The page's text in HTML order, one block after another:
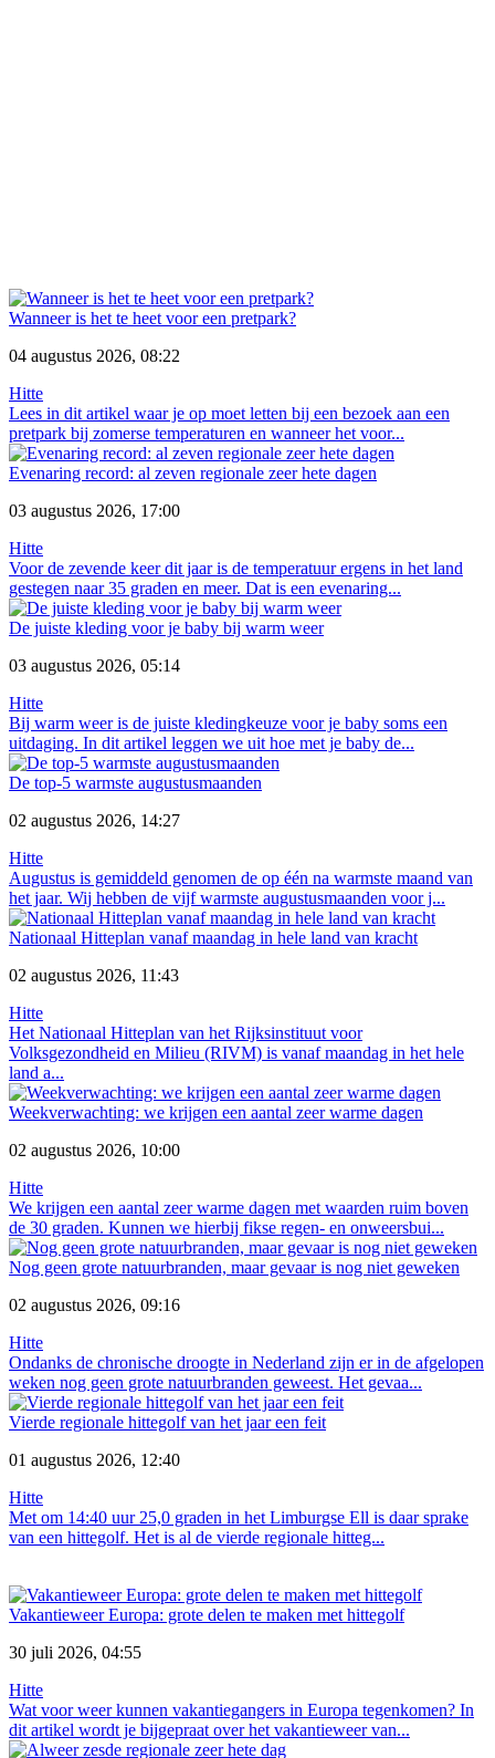
Wanneer is het te heet voor een pretpark?
04 augustus 2026, 08:22
Hitte
Lees in dit artikel waar je op moet letten bij een bezoek aan een
pretpark bij zomerse temperaturen en wanneer het voor...
Evenaring record: al zeven regionale zeer hete dagen
03 augustus 2026, 17:00
Hitte
Voor de zevende keer dit jaar is de temperatuur ergens in het land
gestegen naar 35 graden en meer. Dat is een evenaring...
De juiste kleding voor je baby bij warm weer
03 augustus 2026, 05:14
Hitte
Bij warm weer is de juiste kledingkeuze voor je baby soms een
uitdaging. In dit artikel leggen we uit hoe met je baby de...
De top-5 warmste augustusmaanden
02 augustus 2026, 14:27
Hitte
Augustus is gemiddeld genomen de op één na warmste maand van
het jaar. Wij hebben de vijf warmste augustusmaanden voor j...
Nationaal Hitteplan vanaf maandag in hele land van kracht
02 augustus 2026, 11:43
Hitte
Het Nationaal Hitteplan van het Rijksinstituut voor
Volksgezondheid en Milieu (RIVM) is vanaf maandag in het hele
land a...
Weekverwachting: we krijgen een aantal zeer warme dagen
02 augustus 2026, 10:00
Hitte
We krijgen een aantal zeer warme dagen met waarden ruim boven
de 30 graden. Kunnen we hierbij fikse regen- en onweersbui...
Nog geen grote natuurbranden, maar gevaar is nog niet geweken
02 augustus 2026, 09:16
Hitte
Ondanks de chronische droogte in Nederland zijn er in de afgelopen
weken nog geen grote natuurbranden geweest. Het gevaa...
Vierde regionale hittegolf van het jaar een feit
01 augustus 2026, 12:40
Hitte
Met om 14:40 uur 25,0 graden in het Limburgse Ell is daar sprake
van een hittegolf. Het is al de vierde regionale hitteg...
Vakantieweer Europa: grote delen te maken met hittegolf
30 juli 2026, 04:55
Hitte
Wat voor weer kunnen vakantiegangers in Europa tegenkomen? In
dit artikel wordt je bijgepraat over het vakantieweer van...